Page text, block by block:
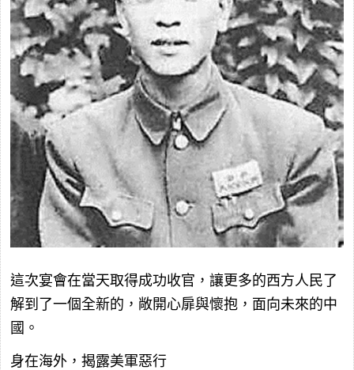
這次宴會在當天取得成功收官，讓更多的西方人民了
解到了一個全新的，敞開心扉與懷抱，面向未來的中
國。
身在海外，揭露美軍惡行